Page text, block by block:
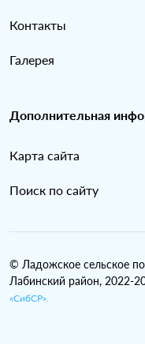
Контакты
Галерея
Дополнительная
Карта сайта
Поиск по сайту
© Ладожское сельское
Лабинский район, 2022-
«СибСР».